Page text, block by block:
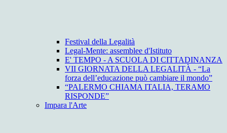
Festival della Legalità
Legal-Mente: assemblee d'Istituto
E' TEMPO - A SCUOLA DI CITTADINANZA
VII GIORNATA DELLA LEGALITÀ - “La
forza dell’educazione può cambiare il mondo”
“PALERMO CHIAMA ITALIA, TERAMO
RISPONDE”
Impara l'Arte